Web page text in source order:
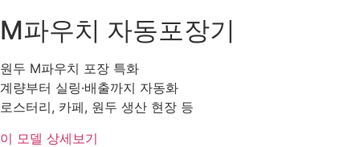
M파우치 자동포장기
원두 M파우치 포장 특화
계량부터 실링·배출까지 자동화
로스터리, 카페, 원두 생산 현장 등
이 모델 상세보기